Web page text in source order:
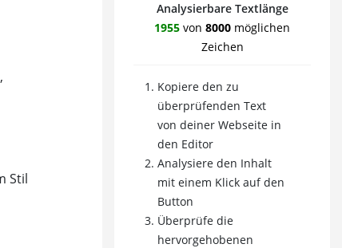
Analysierbare Textlänge
1955 von 8000 möglichen
Zeichen
Kopiere den zu
überprüfenden Text
von deiner Webseite in
den Editor
Analysiere den Inhalt
mit einem Klick auf den
Button
Überprüfe die
hervorgehobenen